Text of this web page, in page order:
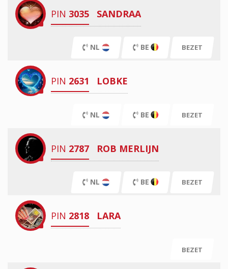
PIN 3035 SANDRAA
NL BE BEZET
PIN 2631 LOBKE
NL BE BEZET
PIN 2787 ROB MERLIJN
NL BE BEZET
PIN 2818 LARA
BEZET